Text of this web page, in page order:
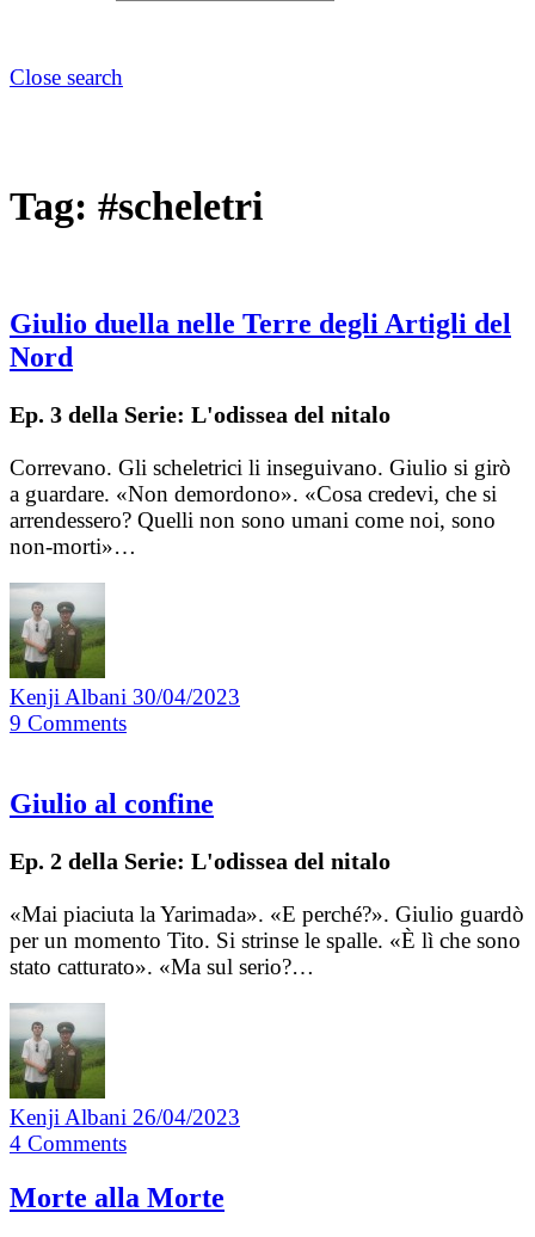
Close search
Tag: #scheletri
Giulio duella nelle Terre degli Artigli del
Nord
Ep. 3 della Serie: L'odissea del nitalo
Correvano. Gli scheletrici li inseguivano. Giulio si girò
a guardare. «Non demordono». «Cosa credevi, che si
arrendessero? Quelli non sono umani come noi, sono
non-morti»…
Kenji Albani 30/04/2023
9 Comments
Giulio al confine
Ep. 2 della Serie: L'odissea del nitalo
«Mai piaciuta la Yarimada». «E perché?». Giulio guardò
per un momento Tito. Si strinse le spalle. «È lì che sono
stato catturato». «Ma sul serio?…
Kenji Albani 26/04/2023
4 Comments
Morte alla Morte